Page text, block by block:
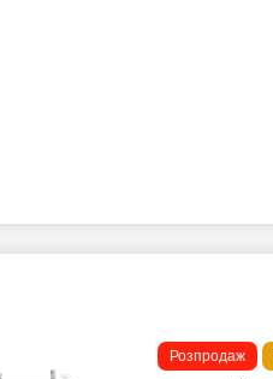
Розпродаж